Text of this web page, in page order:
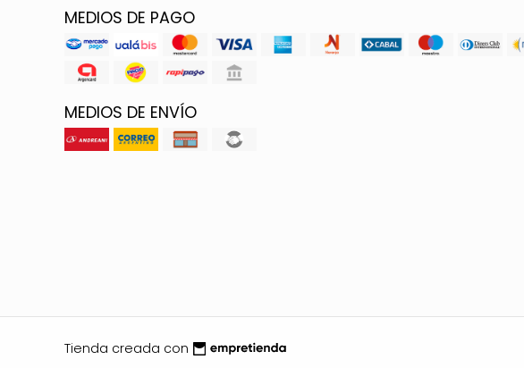
MEDIOS DE PAGO
MEDIOS DE ENVÍO
Tienda creada con